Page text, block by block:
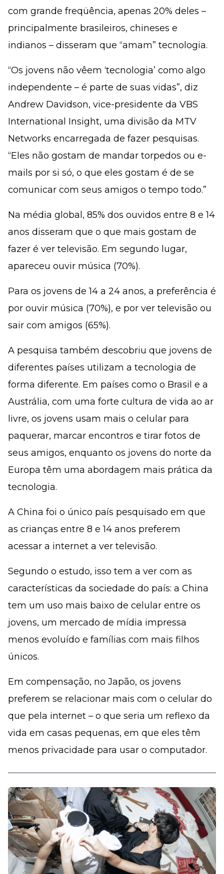
com grande freqüência, apenas 20% deles –
principalmente brasileiros, chineses e
indianos – disseram que “amam” tecnologia.
“Os jovens não vêem ‘tecnologia’ como algo
independente – é parte de suas vidas”, diz
Andrew Davidson, vice-presidente da VBS
International Insight, uma divisão da MTV
Networks encarregada de fazer pesquisas.
“Eles não gostam de mandar torpedos ou e-
mails por si só, o que eles gostam é de se
comunicar com seus amigos o tempo todo.”
Na média global, 85% dos ouvidos entre 8 e 14
anos disseram que o que mais gostam de
fazer é ver televisão. Em segundo lugar,
apareceu ouvir música (70%).
Para os jovens de 14 a 24 anos, a preferência é
por ouvir música (70%), e por ver televisão ou
sair com amigos (65%).
A pesquisa também descobriu que jovens de
diferentes países utilizam a tecnologia de
forma diferente. Em países como o Brasil e a
Austrália, com uma forte cultura de vida ao ar
livre, os jovens usam mais o celular para
paquerar, marcar encontros e tirar fotos de
seus amigos, enquanto os jovens do norte da
Europa têm uma abordagem mais prática da
tecnologia.
A China foi o único país pesquisado em que
as crianças entre 8 e 14 anos preferem
acessar a internet a ver televisão.
Segundo o estudo, isso tem a ver com as
características da sociedade do país: a China
tem um uso mais baixo de celular entre os
jovens, um mercado de mídia impressa
menos evoluído e famílias com mais filhos
únicos.
Em compensação, no Japão, os jovens
preferem se relacionar mais com o celular do
que pela internet – o que seria um reflexo da
vida em casas pequenas, em que eles têm
menos privacidade para usar o computador.